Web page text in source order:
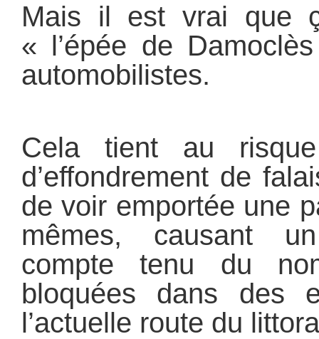
Mais il est vrai que
« l’épée de
automobilistes.
Cela tient au
d’effondrement de
de voir emportée une
mêmes, causant
compte tenu du
bloquées dans des
l’actuelle route du